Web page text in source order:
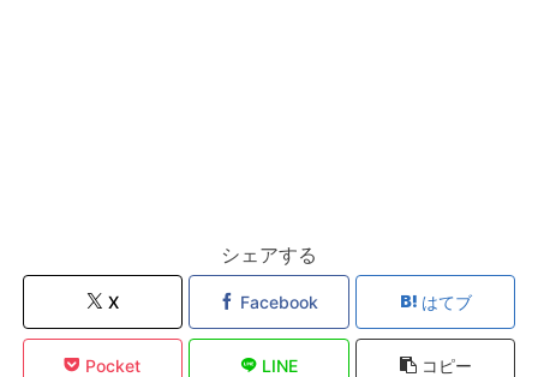
シェアする
X Facebook はてブ
Pocket LINE コピー